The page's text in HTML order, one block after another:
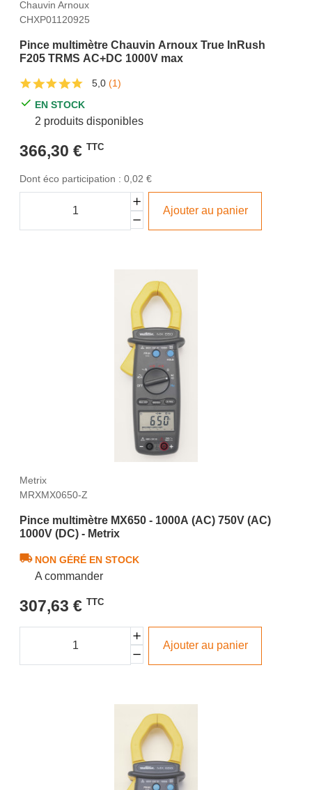
Chauvin Arnoux
CHXP01120925
Pince multimètre Chauvin Arnoux True InRush
F205 TRMS AC+DC 1000V max
5,0 (1)
EN STOCK
2 produits disponibles
366,30 € TTC
Dont éco participation : 0,02 €
Ajouter au panier
Metrix
MRXMX0650-Z
Pince multimètre MX650 - 1000A (AC) 750V (AC)
1000V (DC) - Metrix
NON GÉRÉ EN STOCK
A commander
307,63 € TTC
Ajouter au panier